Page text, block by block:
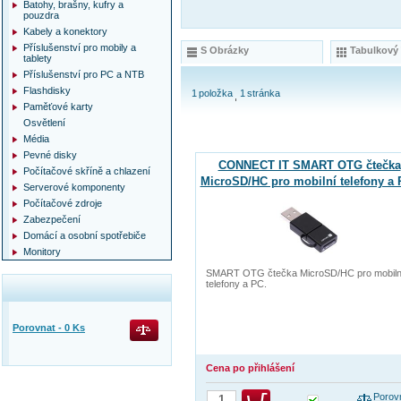
S Obrázky Tabulkový
1 položka 1 stránka
CONNECT IT SMART OTG čtečka
MicroSD/HC pro mobilní telefony a
SMART OTG čtečka MicroSD/HC pro
telefony a PC.
Cena po přihlášení
Batohy, brašny, kufry a
pouzdra
Kabely a konektory
Příslušenství pro mobily a
tablety
Příslušenství pro PC a NTB
Flashdisky
Paměťové karty
Osvětlení
Média
Pevné disky
Počítačové skříně a chlazení
Serverové komponenty
Počítačové zdroje
Zabezpečení
Domácí a osobní spotřebiče
Monitory
Porovnat - 0 Ks